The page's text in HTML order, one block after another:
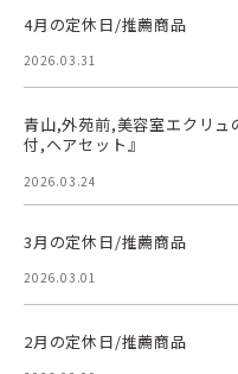
4月の定休日/推薦商品
2026.03.31
青山,外苑前,美容室エクリュ
付,ヘアセット』
2026.03.24
3月の定休日/推薦商品
2026.03.01
2月の定休日/推薦商品